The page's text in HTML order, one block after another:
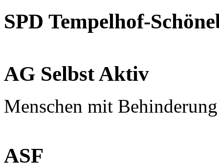
SPD Tempelhof-
AG Selbst Aktiv
Menschen mit
ASF